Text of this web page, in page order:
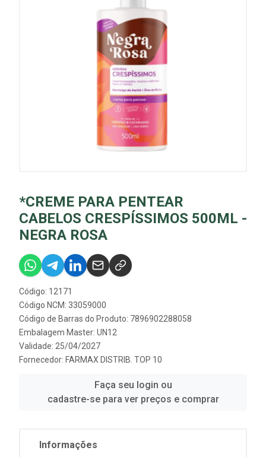
*CREME PARA PENTEAR
CABELOS CRESPÍSSIMOS 500ML -
NEGRA ROSA
Código: 12171
Código NCM: 33059000
Código de Barras do Produto: 7896902288058
Embalagem Master: UN12
Validade: 25/04/2027
Fornecedor: FARMAX DISTRIB. TOP 10
Faça seu login ou
cadastre-se para ver preços e comprar
Informações